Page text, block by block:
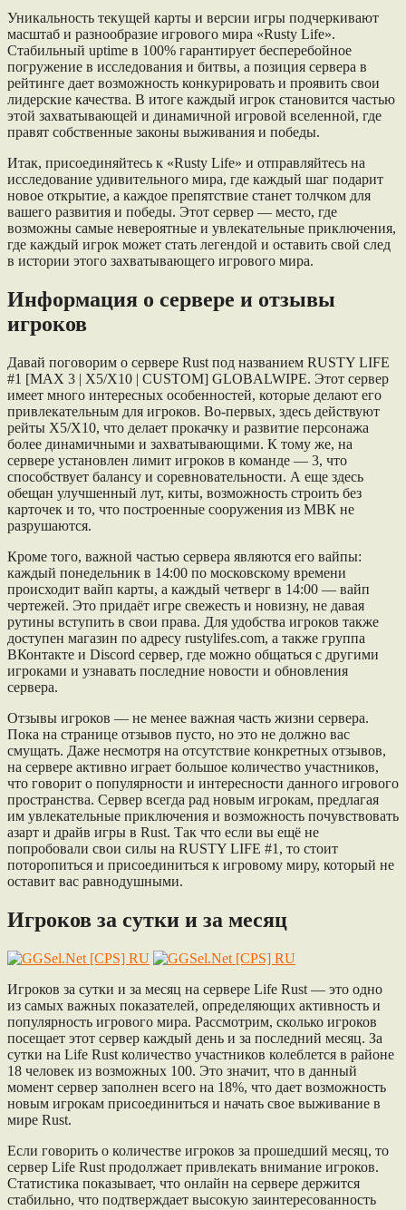
Уникальность текущей карты и версии игры подчеркивают
масштаб и разнообразие игрового мира «Rusty Life».
Стабильный uptime в 100% гарантирует бесперебойное
погружение в исследования и битвы, а позиция сервера в
рейтинге дает возможность конкурировать и проявить свои
лидерские качества. В итоге каждый игрок становится частью
этой захватывающей и динамичной игровой вселенной, где
правят собственные законы выживания и победы.
Итак, присоединяйтесь к «Rusty Life» и отправляйтесь на
исследование удивительного мира, где каждый шаг подарит
новое открытие, а каждое препятствие станет толчком для
вашего развития и победы. Этот сервер — место, где
возможны самые невероятные и увлекательные приключения,
где каждый игрок может стать легендой и оставить свой след
в истории этого захватывающего игрового мира.
Информация о сервере и отзывы
игроков
Давай поговорим о сервере Rust под названием RUSTY LIFE
#1 [MAX 3 | X5/X10 | CUSTOM] GLOBALWIPE. Этот сервер
имеет много интересных особенностей, которые делают его
привлекательным для игроков. Во-первых, здесь действуют
рейты Х5/Х10, что делает прокачку и развитие персонажа
более динамичными и захватывающими. К тому же, на
сервере установлен лимит игроков в команде — 3, что
способствует балансу и соревновательности. А еще здесь
обещан улучшенный лут, киты, возможность строить без
карточек и то, что построенные сооружения из МВК не
разрушаются.
Кроме того, важной частью сервера являются его вайпы:
каждый понедельник в 14:00 по московскому времени
происходит вайп карты, а каждый четверг в 14:00 — вайп
чертежей. Это придаёт игре свежесть и новизну, не давая
рутины вступить в свои права. Для удобства игроков также
доступен магазин по адресу rustylifes.com, а также группа
ВКонтакте и Discord сервер, где можно общаться с другими
игроками и узнавать последние новости и обновления
сервера.
Отзывы игроков — не менее важная часть жизни сервера.
Пока на странице отзывов пусто, но это не должно вас
смущать. Даже несмотря на отсутствие конкретных отзывов,
на сервере активно играет большое количество участников,
что говорит о популярности и интересности данного игрового
пространства. Сервер всегда рад новым игрокам, предлагая
им увлекательные приключения и возможность почувствовать
азарт и драйв игры в Rust. Так что если вы ещё не
попробовали свои силы на RUSTY LIFE #1, то стоит
поторопиться и присоединиться к игровому миру, который не
оставит вас равнодушными.
Игроков за сутки и за месяц
Игроков за сутки и за месяц на сервере Life Rust — это одно
из самых важных показателей, определяющих активность и
популярность игрового мира. Рассмотрим, сколько игроков
посещает этот сервер каждый день и за последний месяц. За
сутки на Life Rust количество участников колеблется в районе
18 человек из возможных 100. Это значит, что в данный
момент сервер заполнен всего на 18%, что дает возможность
новым игрокам присоединиться и начать свое выживание в
мире Rust.
Если говорить о количестве игроков за прошедший месяц, то
сервер Life Rust продолжает привлекать внимание игроков.
Статистика показывает, что онлайн на сервере держится
стабильно, что подтверждает высокую заинтересованность